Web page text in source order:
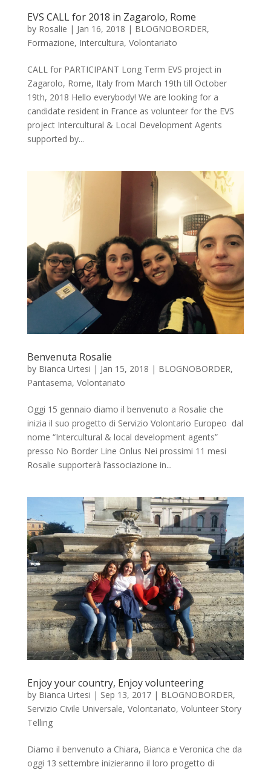
EVS CALL for 2018 in Zagarolo, Rome
by Rosalie | Jan 16, 2018 | BLOGNOBORDER,
Formazione, Intercultura, Volontariato
CALL for PARTICIPANT Long Term EVS project in
Zagarolo, Rome, Italy from March 19th till October
19th, 2018 Hello everybody! We are looking for a
candidate resident in France as volunteer for the EVS
project Intercultural & Local Development Agents
supported by...
Benvenuta Rosalie
by Bianca Urtesi | Jan 15, 2018 | BLOGNOBORDER,
Pantasema, Volontariato
Oggi 15 gennaio diamo il benvenuto a Rosalie che
inizia il suo progetto di Servizio Volontario Europeo dal
nome “Intercultural & local development agents”
presso No Border Line Onlus Nei prossimi 11 mesi
Rosalie supporterà l’associazione in...
Enjoy your country, Enjoy volunteering
by Bianca Urtesi | Sep 13, 2017| BLOGNOBORDER,
Servizio Civile Universale, Volontariato, Volunteer Story
Telling
Diamo il benvenuto a Chiara, Bianca e Veronica che da
oggi 13 settembre inizieranno il loro progetto di